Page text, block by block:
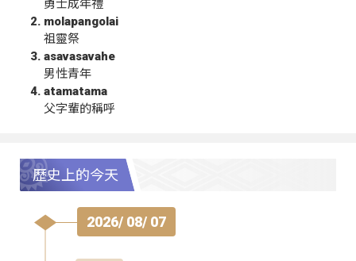
勇士成年禮
molapangolai
祖靈祭
asavasavahe
男性青年
atamatama
父字輩的稱呼
歷史上的今天
2026/ 08/ 07